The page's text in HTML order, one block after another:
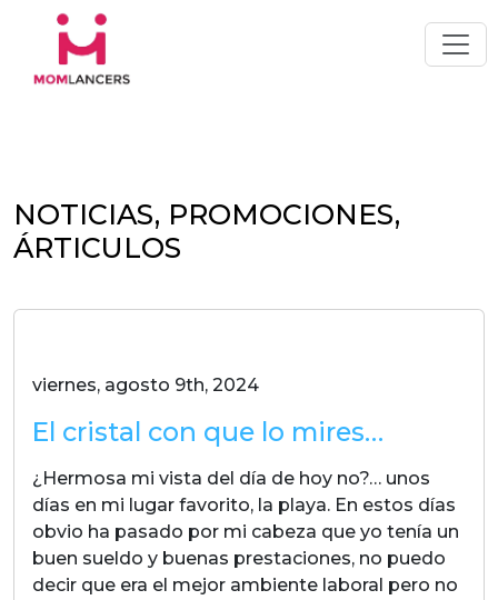
NOTICIAS, PROMOCIONES,
ÁRTICULOS
viernes, agosto 9th, 2024
El cristal con que lo mires…
¿Hermosa mi vista del día de hoy no?… unos
días en mi lugar favorito, la playa. En estos días
obvio ha pasado por mi cabeza que yo tenía un
buen sueldo y buenas prestaciones, no puedo
decir que era el mejor ambiente laboral pero no